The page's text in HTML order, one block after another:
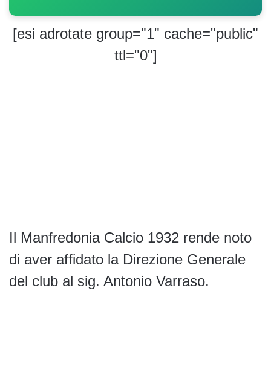
[esi adrotate group="1" cache="public"
ttl="0"]
Il Manfredonia Calcio 1932 rende noto
di aver affidato la Direzione Generale
del club al sig. Antonio Varraso.